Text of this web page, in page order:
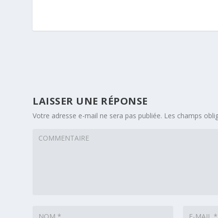
LAISSER UNE RÉPONSE
Votre adresse e-mail ne sera pas publiée. Les champs